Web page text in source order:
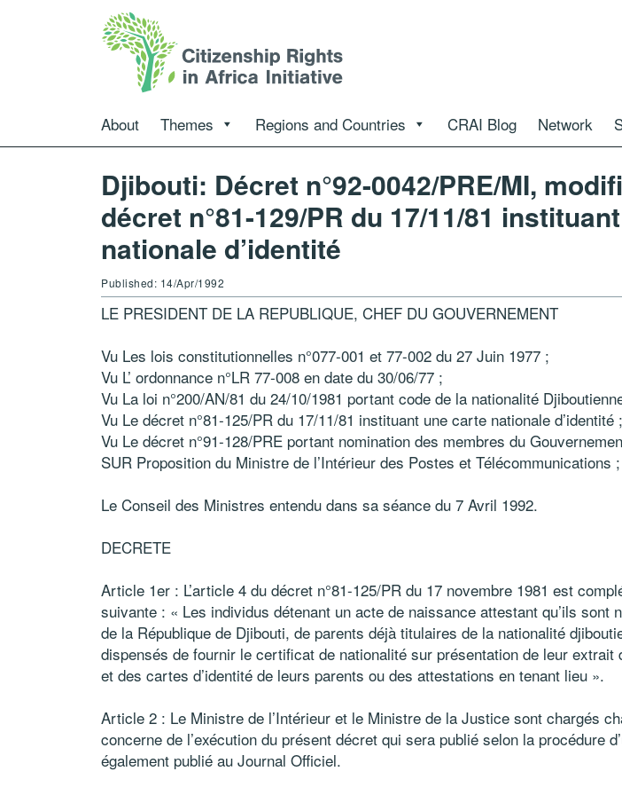
About Themes Regions and Countries CRAI Blog Network
Djibouti: Décret n°92-0042/PRE/MI,
décret n°81-129/PR du 17/11/81
nationale d’identité
Published: 14/Apr/1992
LE PRESIDENT DE LA REPUBLIQUE, CHEF DU GOUVERNEMENT
Vu Les lois constitutionnelles n°077‑001 et 77-002 du 27 Juin 1977 ;
Vu L’ ordonnance n°LR 77‑008 en date du 30/06/77 ;
Vu La loi n°200/AN/81 du 24/10/1981 portant code de la nationalité
Vu Le décret n°81‑125/PR du 17/11/81 instituant une carte nationale d’identité ;
Vu Le décret n°91‑128/PRE portant nomination des membres du
SUR Proposition du Ministre de l’Intérieur des Postes et Télécommunications ;
Le Conseil des Ministres entendu dans sa séance du 7 Avril 1992.
DECRETE
Article 1er : L’article 4 du décret n°81-125/PR du 17 novembre 1981 est
suivante : « Les individus détenant un acte de naissance attestant qu’ils sont
de la République de Djibouti, de parents déjà titulaires de la nationalité
dispensés de fournir le certificat de nationalité sur présentation de leur extrait
et des cartes d’identité de leurs parents ou des attestations en tenant lieu ».
Article 2 : Le Ministre de l’Intérieur et le Ministre de la Justice sont chargés
concerne de l’exécution du présent décret qui sera publié selon la procédure
également publié au Journal Officiel.